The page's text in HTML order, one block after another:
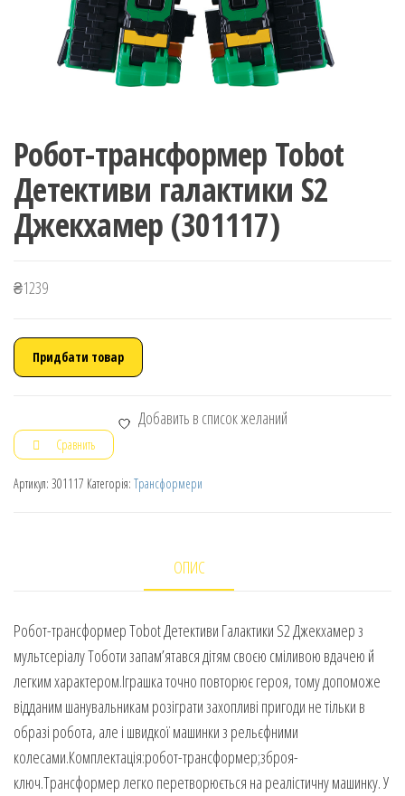
Робот-трансформер Tobot
Детективи галактики S2
Джекхамер (301117)
₴1239
Придбати товар
Добавить в список желаний
Сравнить
Артикул: 301117 Категорія: Трансформери
ОПИС
Робот-трансформер Tobot Детективи Галактики S2 Джекхамер з
мультсеріалу Тоботи запам’ятався дітям своєю сміливою вдачею й
легким характером.Іграшка точно повторює героя, тому допоможе
відданим шанувальникам розіграти захопливі пригоди не тільки в
образі робота, але і швидкої машинки з рельєфними
колесами.Комплектація:робот-трансформер;зброя-
ключ.Трансформер легко перетворюється на реалістичну машинку. У